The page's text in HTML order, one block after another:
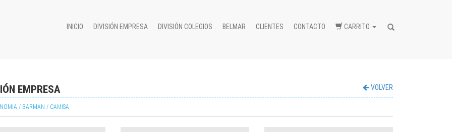
INICIO DIVISIÓN EMPRESA DIVISIÓN COLEGIOS BELMAR CLIENTES CONTACTO CARRITO
VOLVER
EMPRESA
/ BARMAN / CAMISA